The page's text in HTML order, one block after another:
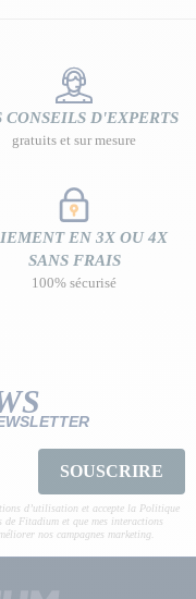
CONSEILS D'EXPERTS
gratuits et sur mesure
EN 3X OU 4X
SANS FRAIS
100% sécurisé
SOUSCRIRE
d’utilisation et accepte la Politique
de Fitadium et que mes interactions
nos campagnes marketing.